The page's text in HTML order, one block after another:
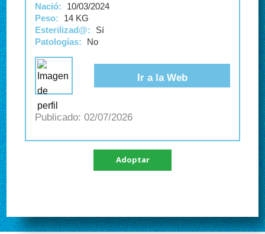
Nació:
10/03/2024
Peso:
14 KG
Esterilizad@:
Sí
Patologías:
No
Ir a la Web
02/07/2026
Adoptar